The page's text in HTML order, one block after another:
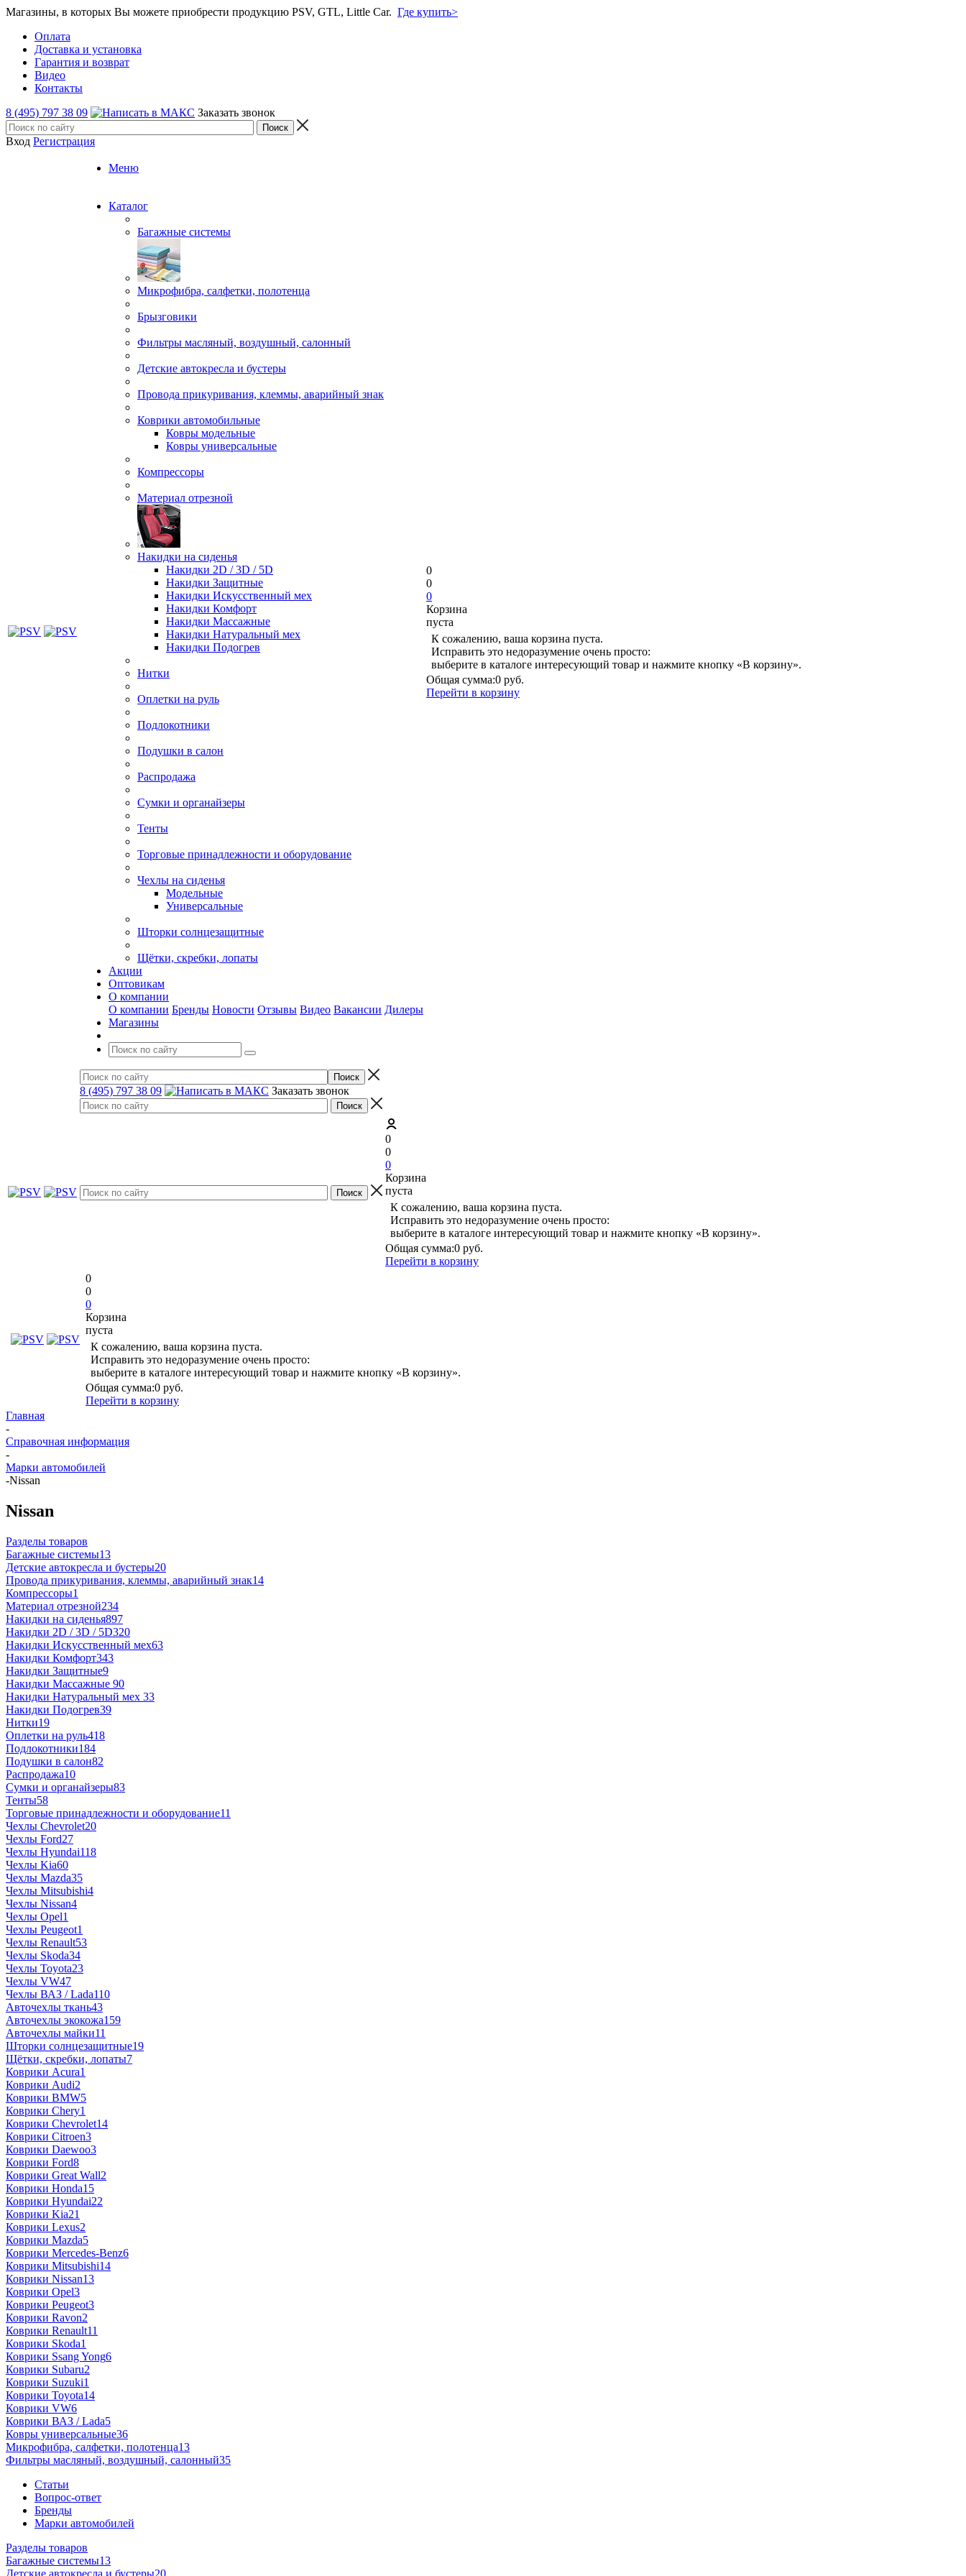
Магазины, в которых Вы можете приобрести продукцию PSV, GTL, Little Car. Где купить>
Оплата
Доставка и установка
Гарантия и возврат
Видео
Контакты
8 (495) 797 38 09
Заказать звонок
Вход Регистрация
Меню
Каталог
Багажные системы
Микрофибра, салфетки, полотенца
Брызговики
Фильтры масляный, воздушный, салонный
Детские автокресла и бустеры
Провода прикуривания, клеммы, аварийный знак
Коврики автомобильные
Ковры модельные
Ковры универсальные
Компрессоры
Материал отрезной
Накидки на сиденья
Накидки 2D / 3D / 5D
Накидки Защитные
Накидки Искусственный мех
Накидки Комфорт
Накидки Массажные
Накидки Натуральный мех
Накидки Подогрев
Нитки
Оплетки на руль
Подлокотники
Подушки в салон
Распродажа
Сумки и органайзеры
Тенты
Торговые принадлежности и оборудование
Чехлы на сиденья
Модельные
Универсальные
Шторки солнцезащитные
Щётки, скребки, лопаты
Акции
Оптовикам
О компании
О компании Бренды Новости Отзывы Видео Вакансии Дилеры
Магазины
8 (495) 797 38 09 Заказать звонок
0
0
0
Корзина
пуста
К сожалению, ваша корзина пуста.
Исправить это недоразумение очень просто:
выберите в каталоге интересующий товар и нажмите кнопку «В корзину».
Общая сумма:0 руб.
Перейти в корзину
0
0
0
Корзина
пуста
К сожалению, ваша корзина пуста.
Исправить это недоразумение очень просто:
выберите в каталоге интересующий товар и нажмите кнопку «В корзину».
Общая сумма:0 руб.
Перейти в корзину
0
0
0
Корзина
пуста
К сожалению, ваша корзина пуста.
Исправить это недоразумение очень просто:
выберите в каталоге интересующий товар и нажмите кнопку «В корзину».
Общая сумма:0 руб.
Перейти в корзину
Главная
-
Справочная информация
-
Марки автомобилей
-Nissan
Nissan
Разделы товаров
Багажные системы13
Детские автокресла и бустеры20
Провода прикуривания, клеммы, аварийный знак14
Компрессоры1
Материал отрезной234
Накидки на сиденья897
Накидки 2D / 3D / 5D320
Накидки Искусственный мех63
Накидки Комфорт343
Накидки Защитные9
Накидки Массажные 90
Накидки Натуральный мех 33
Накидки Подогрев39
Нитки19
Оплетки на руль418
Подлокотники184
Подушки в салон82
Распродажа10
Сумки и органайзеры83
Тенты58
Торговые принадлежности и оборудование11
Чехлы Chevrolet20
Чехлы Ford27
Чехлы Hyundai118
Чехлы Kia60
Чехлы Mazda35
Чехлы Mitsubishi4
Чехлы Nissan4
Чехлы Opel1
Чехлы Peugeot1
Чехлы Renault53
Чехлы Skoda34
Чехлы Toyota23
Чехлы VW47
Чехлы ВАЗ / Lada110
Авточехлы ткань43
Авточехлы экокожа159
Авточехлы майки11
Шторки солнцезащитные19
Щётки, скребки, лопаты7
Коврики Acura1
Коврики Audi2
Коврики BMW5
Коврики Chery1
Коврики Chevrolet14
Коврики Citroen3
Коврики Daewoo3
Коврики Ford8
Коврики Great Wall2
Коврики Honda15
Коврики Hyundai22
Коврики Kia21
Коврики Lexus2
Коврики Mazda5
Коврики Mercedes-Benz6
Коврики Mitsubishi14
Коврики Nissan13
Коврики Opel3
Коврики Peugeot3
Коврики Ravon2
Коврики Renault11
Коврики Skoda1
Коврики Ssang Yong6
Коврики Subaru2
Коврики Suzuki1
Коврики Toyota14
Коврики VW6
Коврики ВАЗ / Lada5
Ковры универсальные36
Микрофибра, салфетки, полотенца13
Фильтры масляный, воздушный, салонный35
Статьи
Вопрос-ответ
Бренды
Марки автомобилей
Разделы товаров
Багажные системы13
Детские автокресла и бустеры20